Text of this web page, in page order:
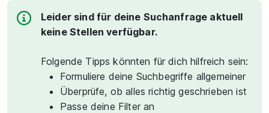
Leider sind für deine Suchanfrage aktuell
keine Stellen verfügbar.
Folgende Tipps könnten für dich hilfreich sein:
Formuliere deine Suchbegriffe allgemeiner
Überprüfe, ob alles richtig geschrieben ist
Passe deine Filter an